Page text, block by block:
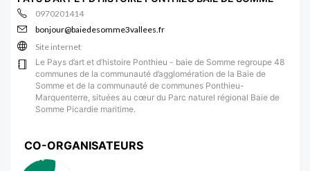
0970201414
bonjour@baiedesomme3vallees.fr
Site internet
Le Pays d’art et d’histoire Ponthieu - baie de Somme regroupe 48
communes de la communauté d’agglomération de la Baie de
Somme et de la communauté de communes Ponthieu-
Marquenterre, situées au cœur du Parc naturel régional Baie de
Somme Picardie maritime.
CO-ORGANISATEURS